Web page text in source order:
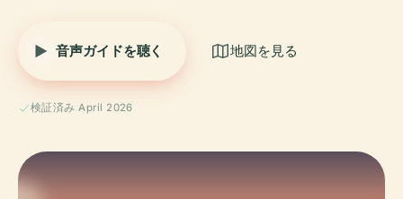
音声ガイドを聴く 地図を見る
検証済み April 2026